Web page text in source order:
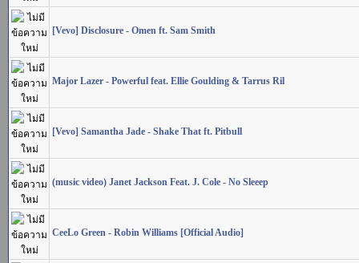
[Vevo] Disclosure - Omen ft. Sam Smith
Major Lazer - Powerful feat. Ellie Goulding & Tarrus Ril
[Vevo] Samantha Jade - Shake That ft. Pitbull
(music video) Janet Jackson Feat. J. Cole - No Sleeep
CeeLo Green - Robin Williams [Official Audio]